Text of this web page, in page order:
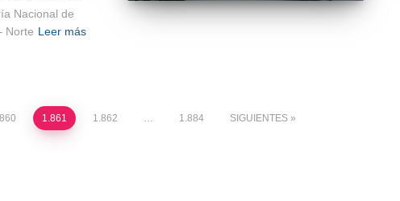
Nacional de
Norte Leer más
1.861 1.862 … 1.884 SIGUIENTES